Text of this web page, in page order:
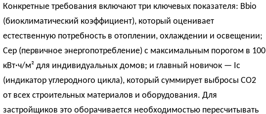
Конкретные требования включают три ключевых показателя: Bbio
(биоклиматический коэффициент), который оценивает
естественную потребность в отоплении, охлаждении и освещении;
Cep (первичное энергопотребление) с максимальным порогом в 100
кВт·ч/м² для индивидуальных домов; и главный новичок — Ic
(индикатор углеродного цикла), который суммирует выбросы CO2
от всех строительных материалов и оборудования. Для
застройщиков это оборачивается необходимостью пересчитывать